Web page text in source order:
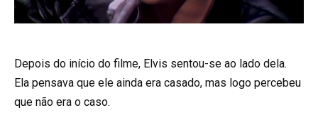
Depois do início do filme, Elvis sentou-se ao lado dela.
Ela pensava que ele ainda era casado, mas logo percebeu
que não era o caso.